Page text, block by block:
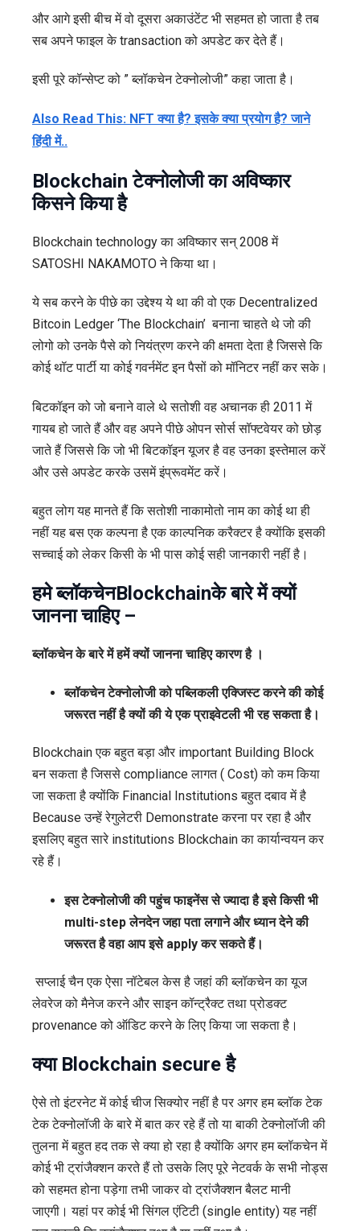
और आगे इसी बीच में वो दूसरा अकाउंटेंट भी सहमत हो जाता है तब
सब अपने फाइल के transaction को अपडेट कर देते हैं।
इसी पूरे कॉन्सेप्ट को ” ब्लॉकचेन टेक्नोलोजी” कहा जाता है।
Also Read This: NFT क्या है? इसके क्या प्रयोग है? जाने
हिंदी में..
Blockchain टेक्नोलोजी का अविष्कार
किसने किया है
Blockchain technology का अविष्कार सन् 2008 में
SATOSHI NAKAMOTO ने किया था।
ये सब करने के पीछे का उद्देश्य ये था की वो एक Decentralized
Bitcoin Ledger ‘The Blockchain’ बनाना चाहते थे जो की
लोगो को उनके पैसे को नियंत्रण करने की क्षमता देता है जिससे कि
कोई थॉट पार्टी या कोई गवर्नमेंट इन पैसों को मॉनिटर नहीं कर सके।
बिटकॉइन को जो बनाने वाले थे सतोशी वह अचानक ही 2011 में
गायब हो जाते हैं और वह अपने पीछे ओपन सोर्स सॉफ्टवेयर को छोड़
जाते हैं जिससे कि जो भी बिटकॉइन यूजर है वह उनका इस्तेमाल करें
और उसे अपडेट करके उसमें इंप्रूवमेंट करें।
बहुत लोग यह मानते हैं कि सतोशी नाकामोतो नाम का कोई था ही
नहीं यह बस एक कल्पना है एक काल्पनिक करैक्टर है क्योंकि इसकी
सच्चाई को लेकर किसी के भी पास कोई सही जानकारी नहीं है।
हमे ब्लॉकचेनBlockchainके बारे में क्यों
जानना चाहिए –
ब्लॉकचेन के बारे में हमें क्यों जानना चाहिए कारण है ।
ब्लॉकचेन टेक्नोलोजी को पब्लिकली एक्जिस्ट करने की कोई
जरूरत नहीं है क्यों की ये एक प्राइवेटली भी रह सकता है।
Blockchain एक बहुत बड़ा और important Building Block
बन सकता है जिससे compliance लागत ( Cost) को कम किया
जा सकता है क्योंकि Financial Institutions बहुत दबाव में है
Because उन्हें रेगुलेटरी Demonstrate करना पर रहा है और
इसलिए बहुत सारे institutions Blockchain का कार्यान्वयन कर
रहे हैं।
इस टेक्नोलोजी की पहुंच फाइनेंस से ज्यादा है इसे किसी भी
multi-step लेनदेन जहा पता लगाने और ध्यान देने की
जरूरत है वहा आप इसे apply कर सकते हैं।
सप्लाई चैन एक ऐसा नॉटेबल केस है जहां की ब्लॉकचेन का यूज
लेवरेज को मैनेज करने और साइन कॉन्ट्रैक्ट तथा प्रोडक्ट
provenance को ऑडिट करने के लिए किया जा सकता है।
क्या Blockchain secure है
ऐसे तो इंटरनेट में कोई चीज सिक्योर नहीं है पर अगर हम ब्लॉक टेक
टेक टेक्नोलॉजी के बारे में बात कर रहे हैं तो या बाकी टेक्नोलॉजी की
तुलना में बहुत हद तक से क्या हो रहा है क्योंकि अगर हम ब्लॉकचेन में
कोई भी ट्रांजैक्शन करते हैं तो उसके लिए पूरे नेटवर्क के सभी नोड्स
को सहमत होना पड़ेगा तभी जाकर वो ट्रांजैक्शन बैलट मानी
जाएगी। यहां पर कोई भी सिंगल एंटिटी (single entity) यह नहीं